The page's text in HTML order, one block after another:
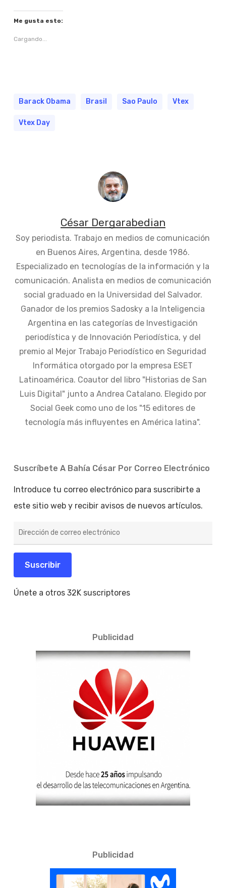
Me gusta esto:
Cargando...
Barack Obama Brasil Sao Paulo Vtex
Vtex Day
César Dergarabedian
Soy periodista. Trabajo en medios de comunicación
en Buenos Aires, Argentina, desde 1986.
Especializado en tecnologías de la información y la
comunicación. Analista en medios de comunicación
social graduado en la Universidad del Salvador.
Ganador de los premios Sadosky a la Inteligencia
Argentina en las categorías de Investigación
periodística y de Innovación Periodística, y del
premio al Mejor Trabajo Periodístico en Seguridad
Informática otorgado por la empresa ESET
Latinoamérica. Coautor del libro "Historias de San
Luis Digital" junto a Andrea Catalano. Elegido por
Social Geek como uno de los "15 editores de
tecnología más influyentes en América latina".
Suscríbete A Bahía César Por Correo Electrónico
Introduce tu correo electrónico para suscribirte a
este sitio web y recibir avisos de nuevos artículos.
de
electrónico
Suscribir
Únete a otros 32K suscriptores
Publicidad
Publicidad